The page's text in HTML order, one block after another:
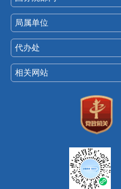
局属单位
代办处
相关网站